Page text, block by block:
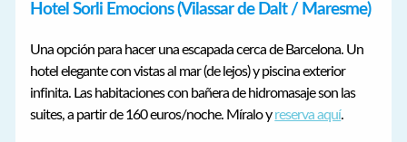
Hotel Sorli Emocions (Vilassar de Dalt / Maresme)
Una opción para hacer una escapada cerca de Barcelona. Un
hotel elegante con vistas al mar (de lejos) y piscina exterior
infinita. Las habitaciones con bañera de hidromasaje son las
suites, a partir de 160 euros/noche. Míralo yreserva aquí.